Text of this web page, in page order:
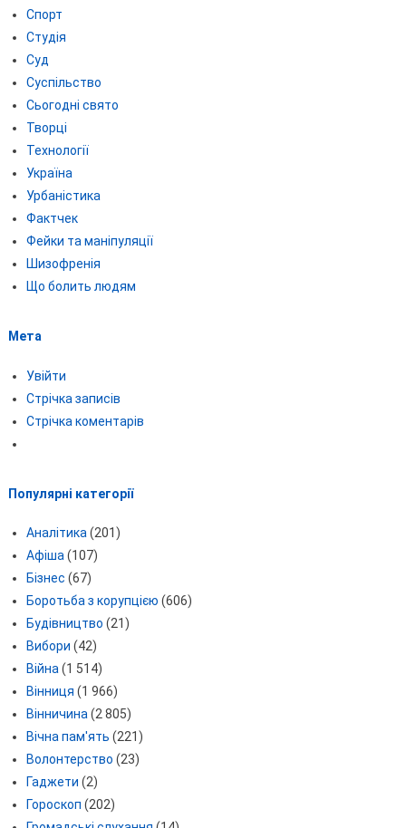
Спорт
Студія
Суд
Суспільство
Сьогодні свято
Творці
Технології
Україна
Урбаністика
Фактчек
Фейки та маніпуляції
Шизофренія
Що болить людям
Мета
Увійти
Стрічка записів
Стрічка коментарів
Популярні категорії
Аналітика (201)
Афіша (107)
Бізнес (67)
Боротьба з корупцією (606)
Будівництво (21)
Вибори (42)
Війна (1 514)
Вінниця (1 966)
Вінничина (2 805)
Вічна пам'ять (221)
Волонтерство (23)
Гаджети (2)
Гороскоп (202)